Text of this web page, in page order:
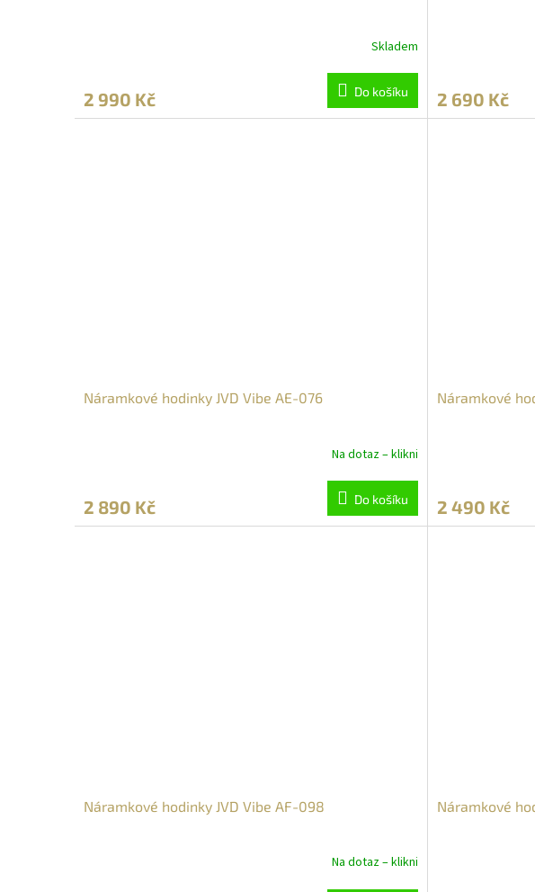
Skladem
2 990 Kč Do košíku 2 690 Kč
Náramkové hodinky JVD Vibe AE-076
Na dotaz – klikni
2 890 Kč Do košíku
Náramkové
2 490 Kč
Náramkové hodinky JVD Vibe AF-098
Na dotaz – klikni
Náramkové